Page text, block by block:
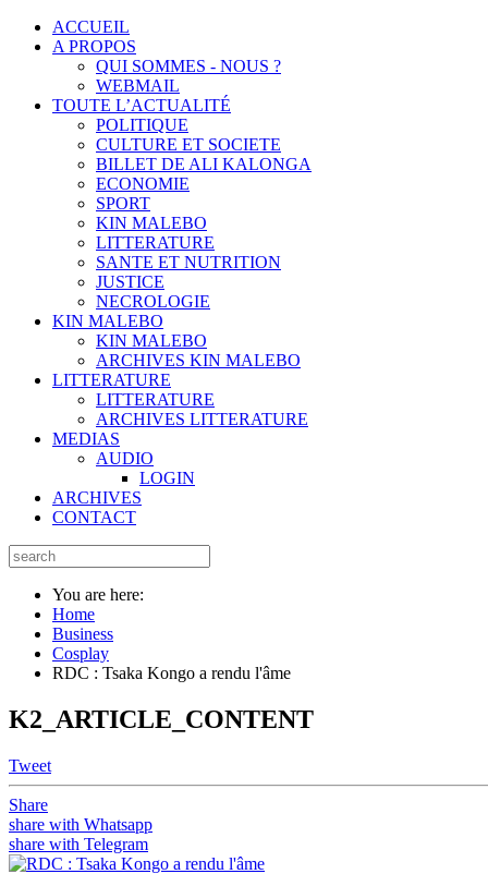
ACCUEIL
A PROPOS
QUI SOMMES - NOUS ?
WEBMAIL
TOUTE L’ACTUALITÉ
POLITIQUE
CULTURE ET SOCIETE
BILLET DE ALI KALONGA
ECONOMIE
SPORT
KIN MALEBO
LITTERATURE
SANTE ET NUTRITION
JUSTICE
NECROLOGIE
KIN MALEBO
KIN MALEBO
ARCHIVES KIN MALEBO
LITTERATURE
LITTERATURE
ARCHIVES LITTERATURE
MEDIAS
AUDIO
LOGIN
ARCHIVES
CONTACT
You are here:
Home
Business
Cosplay
RDC : Tsaka Kongo a rendu l'âme
K2_ARTICLE_CONTENT
Tweet
Share
share with Whatsapp
share with Telegram